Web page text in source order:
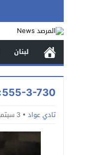
لبنان
555-3-730×363
تادي عواد 3 سبتمبر 2018